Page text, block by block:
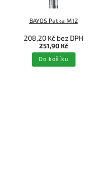
BAYOS Patka M12
208,20 Kč bez DPH
251,90 Kč
Do košíku